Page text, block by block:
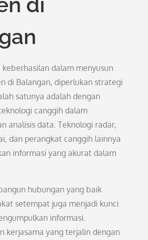
dalam menyusun
di Balangan, diperlukan strategi
satunya adalah dengan
canggih dalam
analisis data. Teknologi radar,
dan perangkat canggih lainnya
informasi yang akurat dalam
hubungan yang baik
setempat juga menjadi kunci
informasi.
kerjasama yang terjalin dengan